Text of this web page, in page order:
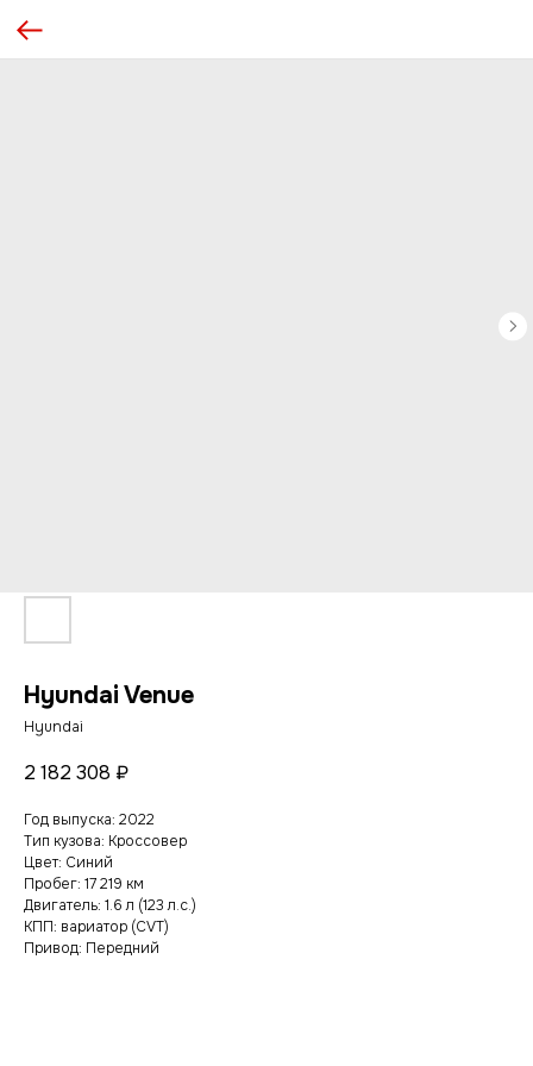
Hyundai Venue
Hyundai
2 182 308 ₽
Год выпуска: 2022
Тип кузова: Кроссовер
Цвет: Cиний
Пробег: 17 219 км
Двигатель: 1.6 л (123 л.с.)
КПП: вариатор (CVT)
Привод: Передний